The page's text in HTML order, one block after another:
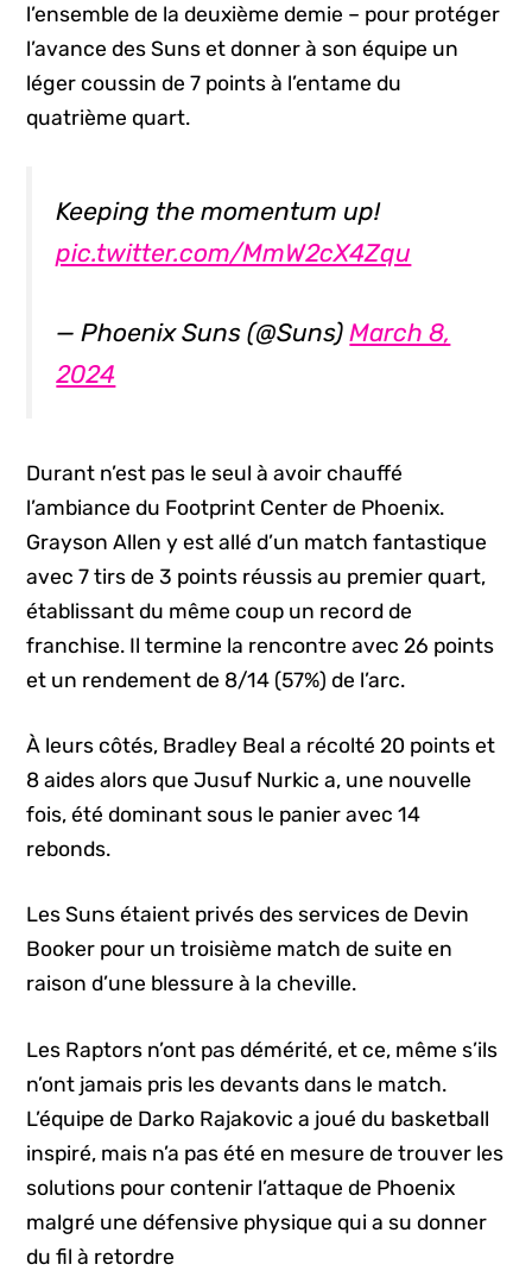
l’ensemble de la deuxième demie – pour protéger
l’avance des Suns et donner à son équipe un
léger coussin de 7 points à l’entame du
quatrième quart.
Keeping the momentum up!
pic.twitter.com/MmW2cX4Zqu
— Phoenix Suns (@Suns)March 8,
2024
Durant n’est pas le seul à avoir chauffé
l’ambiance du Footprint Center de Phoenix.
Grayson Allen y est allé d’un match fantastique
avec 7 tirs de 3 points réussis au premier quart,
établissant du même coup un record de
franchise. Il termine la rencontre avec 26 points
et un rendement de 8/14 (57%) de l’arc.
À leurs côtés, Bradley Beal a récolté 20 points et
8 aides alors que Jusuf Nurkic a, une nouvelle
fois, été dominant sous le panier avec 14
rebonds.
Les Suns étaient privés des services de Devin
Booker pour un troisième match de suite en
raison d’une blessure à la cheville.
Les Raptors n’ont pas démérité, et ce, même s’ils
n’ont jamais pris les devants dans le match.
L’équipe de Darko Rajakovic a joué du basketball
inspiré, mais n’a pas été en mesure de trouver les
solutions pour contenir l’attaque de Phoenix
malgré une défensive physique qui a su donner
du fil à retordre